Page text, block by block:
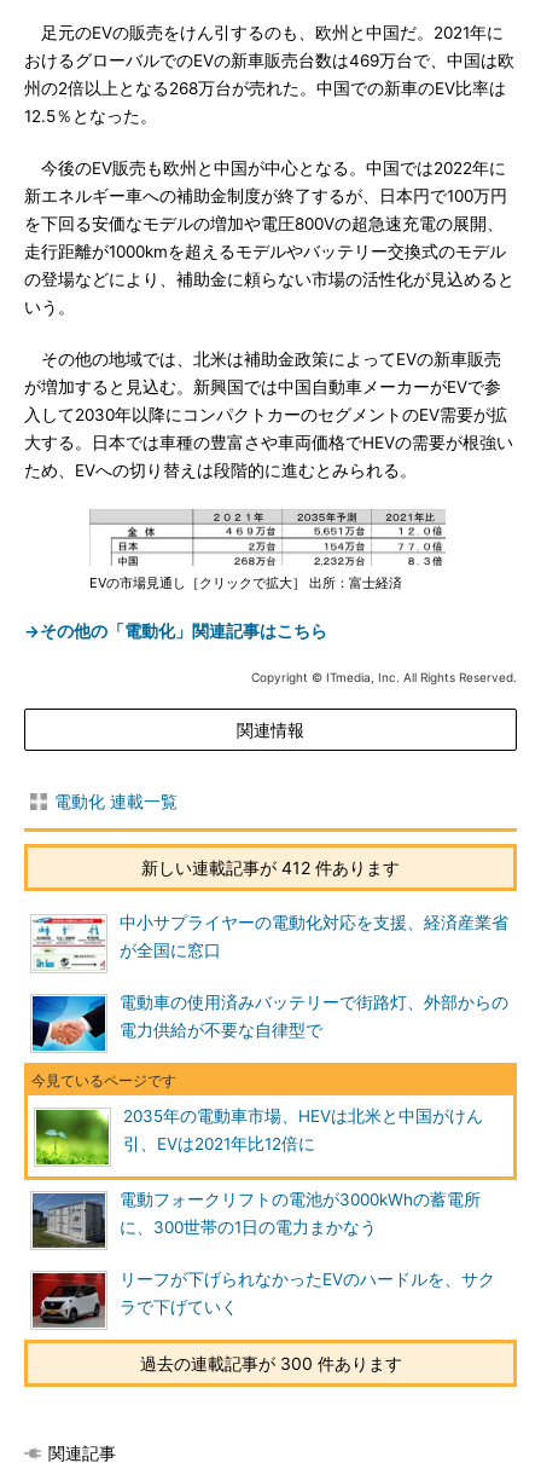
足元のEVの販売をけん引するのも、欧州と中国だ。2021年に
おけるグローバルでのEVの新車販売台数は469万台で、中国は欧
州の2倍以上となる268万台が売れた。中国での新車のEV比率は
12.5％となった。
今後のEV販売も欧州と中国が中心となる。中国では2022年に
新エネルギー車への補助金制度が終了するが、日本円で100万円
を下回る安価なモデルの増加や電圧800Vの超急速充電の展開、
走行距離が1000kmを超えるモデルやバッテリー交換式のモデル
の登場などにより、補助金に頼らない市場の活性化が見込めると
いう。
その他の地域では、北米は補助金政策によってEVの新車販売
が増加すると見込む。新興国では中国自動車メーカーがEVで参
入して2030年以降にコンパクトカーのセグメントのEV需要が拡
大する。日本では車種の豊富さや車両価格でHEVの需要が根強い
ため、EVへの切り替えは段階的に進むとみられる。
EVの市場見通し［クリックで拡大］ 出所：富士経済
→その他の「電動化」関連記事はこちら
Copyright © ITmedia, Inc. All Rights Reserved.
関連情報
電動化 連載一覧
新しい連載記事が 412 件あります
中小サプライヤーの電動化対応を支援、経済産業省
が全国に窓口
電動車の使用済みバッテリーで街路灯、外部からの
電力供給が不要な自律型で
2035年の電動車市場、HEVは北米と中国がけん
引、EVは2021年比12倍に
電動フォークリフトの電池が3000kWhの蓄電所
に、300世帯の1日の電力まかなう
リーフが下げられなかったEVのハードルを、サク
ラで下げていく
過去の連載記事が 300 件あります
関連記事